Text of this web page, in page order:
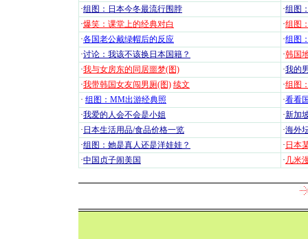
·组图：日本今冬最流行围脖 ·组图
·爆笑：课堂上的经典对白 ·组图
·各国老公戴绿帽后的反应 ·组图
·讨论：我该不该换日本国籍？ ·韩国
·我与女房东的同居噩梦(图) ·我的
·我带韩国女友闯男厕(图) 续文 ·组图
· 组图：MM出游经典照 ·看看
·我爱的人会不会是小姐 ·新加
· 日本生活用品/食品价格一览 ·海外
·组图：她是真人还是洋娃娃？ · 日本
·中国贞子闹美国 · 几米